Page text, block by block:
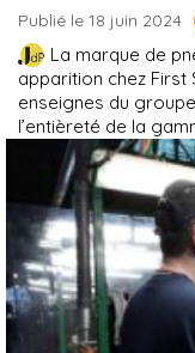
Publié le 18 juin 2024
La marque de
apparition chez First
enseignes du
l’entièreté de la